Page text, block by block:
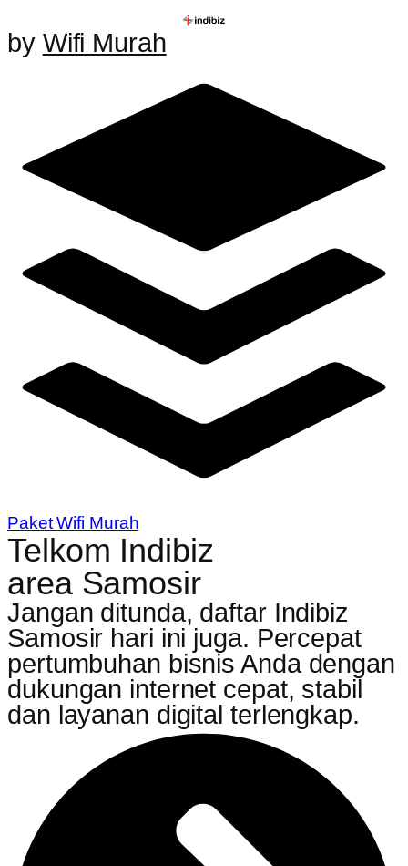
by Wifi Murah
Paket Wifi Murah
Telkom Indibiz
area Samosir
Jangan ditunda, daftar Indibiz
Samosir hari ini juga. Percepat
pertumbuhan bisnis Anda dengan
dukungan internet cepat, stabil
dan layanan digital terlengkap.